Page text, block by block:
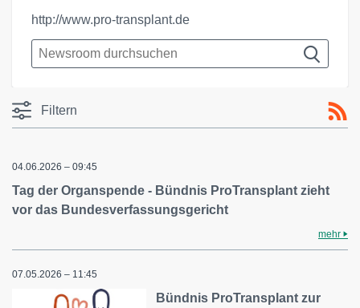
http://www.pro-transplant.de
Filtern
04.06.2026 – 09:45
Tag der Organspende - Bündnis ProTransplant zieht
vor das Bundesverfassungsgericht
mehr
07.05.2026 – 11:45
Bündnis ProTransplant zur